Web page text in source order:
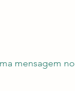
mensagem